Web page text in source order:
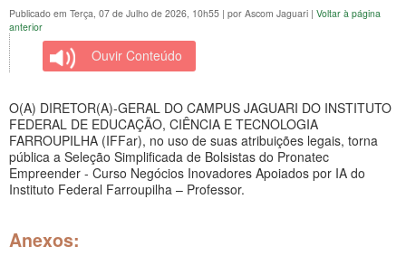
Publicado em Terça, 07 de Julho de 2026, 10h55 | por Ascom Jaguari | Voltar à página
anterior
Ouvir Conteúdo
O(A) DIRETOR(A)-GERAL DO CAMPUS JAGUARI DO INSTITUTO
FEDERAL DE EDUCAÇÃO, CIÊNCIA E TECNOLOGIA
FARROUPILHA (IFFar), no uso de suas atribuições legais, torna
pública a Seleção Simplificada de Bolsistas do Pronatec
Empreender - Curso Negócios Inovadores Apoiados por IA do
Instituto Federal Farroupilha – Professor.
Anexos: